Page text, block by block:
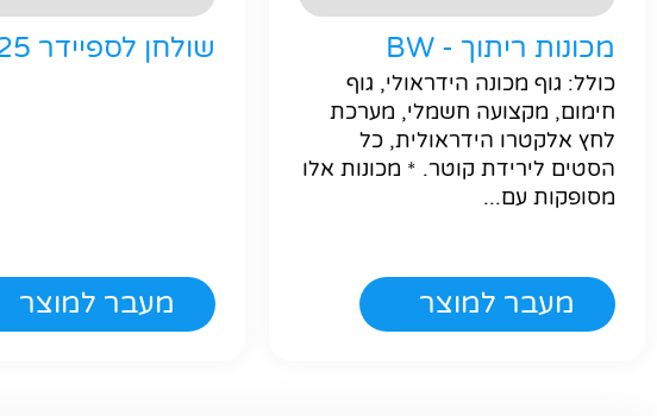
מכונות ריתוך - BW
כולל: גוף מכונה הידראולי, גוף
חימום, מקצועה חשמלי, מערכת
לחץ אלקטרו הידראולית, כל
הסטים לירידת קוטר. * מכונות אלו
מסופקות עם...
מעבר למוצר
שולחן לספיידר 125
מעבר למוצר